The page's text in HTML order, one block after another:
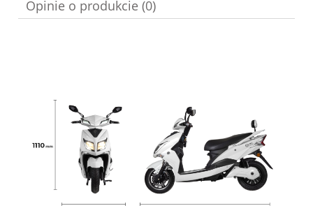
Opinie o produkcie (0)